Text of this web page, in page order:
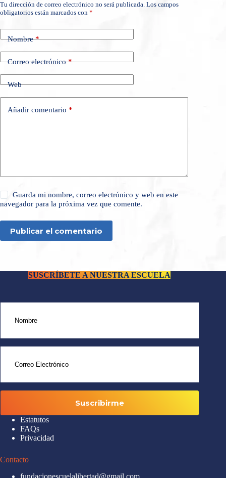
Tu dirección de correo electrónico no será publicada. Los campos
obligatorios están marcados con *
Nombre*
Correo electrónico*
Web
Añadir comentario *
Guarda mi nombre, correo electrónico y web en este
navegador para la próxima vez que comente.
Publicar el comentario
SUSCRÍBETE A NUESTRA ESCUELA
Estatutos
FAQs
Privacidad
Contacto
fundacionescuelalibertad@gmail.com